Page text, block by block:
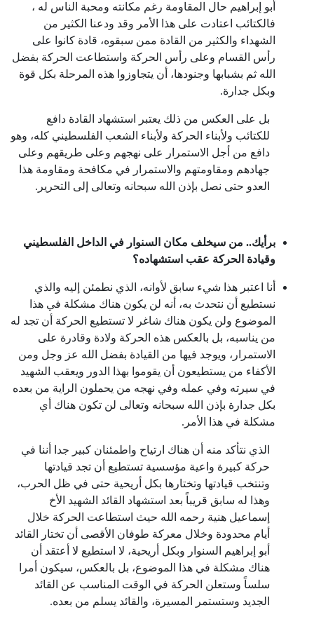
أبو إبراهيم حال المقاومة رغم مكانته ومحبة الناس له ،
فالكتائب اعتادت على هذا الأمر وقد ودعنا الكثير من
الشهداء والكثير من القادة ممن سبقوه، قادة كانوا على
رأس القسام وعلى رأس الحركة واستطاعت الحركة بفضل
الله ثم بشبابها وجنودها، أن يتجاوزوا هذه المرحلة بكل قوة
وبكل جدارة.
بل على العكس من ذلك يعتبر استشهاد القادة دافع
للكتائب ولأبناء الحركة ولأبناء الشعب الفلسطيني كله، وهو
دافع من أجل الاستمرار على نهجهم وعلى طريقهم وعلى
جهادهم ومقاومتهم والاستمرار في مكافحة ومقاومة هذا
العدو حتى نصل بإذن الله سبحانه وتعالى إلى التحرير.
برأيك.. من سيخلف مكان السنوار في الداخل الفلسطيني
وقيادة الحركة عقب استشهاده؟
أنا اعتبر هذا شيء سابق لأوانه، الذي نطمئن إليه والذي
نستطيع أن نتحدث به، أنه لن يكون هناك مشكلة في هذا
الموضوع ولن يكون هناك شاغر لا تستطيع الحركة أن تجد له
من يناسبه، بل بالعكس هذه الحركة ولادة وقادرة على
الاستمرار، ويوجد فيها من القيادة بفضل الله عز وجل ومن
الأكفاء من يستطيعون أن يقوموا بهذا الدور ويعقب الشهيد
في سيرته وفي عمله وفي نهجه من يحملون الراية من بعده
بكل جدارة بإذن الله سبحانه وتعالى لن تكون هناك أي
مشكلة في هذا الأمر.
الذي نتأكد منه أن هناك ارتياح واطمئنان كبير جدا أننا في
حركة كبيرة واعية مؤسسية تستطيع أن تجد قيادتها
وتنتخب قيادتها وتختارها بكل أريحية حتى في ظل الحرب،
وهذا له سابق قريباً بعد استشهاد القائد الشهيد الأخ
إسماعيل هنية رحمه الله حيث استطاعت الحركة خلال
أيام محدودة وخلال معركة طوفان الأقصى أن تختار القائد
أبو إبراهيم السنوار وبكل أريحية، لا استطيع لا أعتقد أن
هناك مشكلة في هذا الموضوع، بل بالعكس، سيكون أمرا
سلساً وستعلن الحركة في الوقت المناسب عن القائد
الجديد وستستمر المسيرة، والقائد يسلم من بعده.